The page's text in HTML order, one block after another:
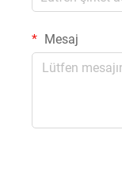
Mesaj